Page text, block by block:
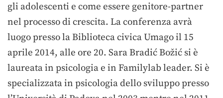
gli adolescenti e come essere genitore-partner
nel processo di crescita. La conferenza avrà
luogo presso la Biblioteca civica Umago il 15
aprile 2014, alle ore 20. Sara Bradić Božić si è
laureata in psicologia e in Familylab leader. Si è
specializzata in psicologia dello sviluppo presso